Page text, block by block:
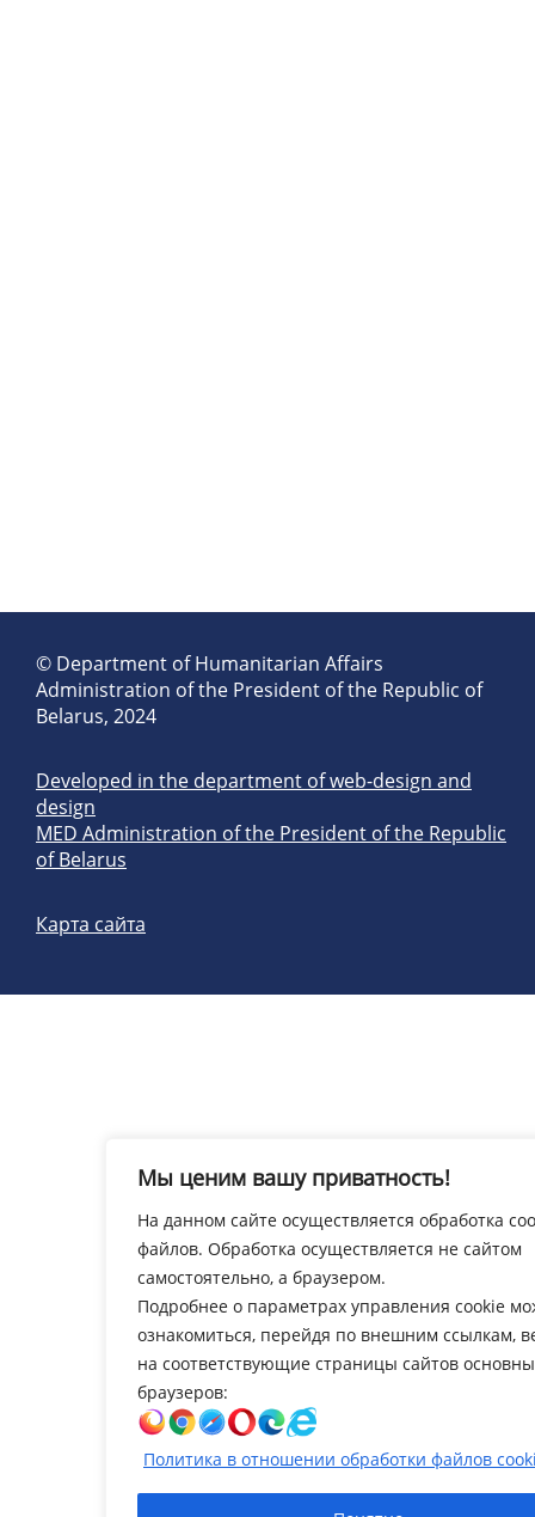
Мы ценим вашу приватность!
На данном сайте осуществляется обработка
файлов. Обработка осуществляется не сайтом
самостоятельно, а браузером.
Подробнее о параметрах управления cookie
ознакомиться, перейдя по внешним ссылкам,
на соответствующие страницы сайтов
браузеров:
Политика в отношении обработки файлов
© Department of Humanitarian Affairs
Administration of the President of the Republic of
Belarus, 2024
Developed in the department of web-design and
design
MED Administration of the President of the Republic
of Belarus
Карта сайта